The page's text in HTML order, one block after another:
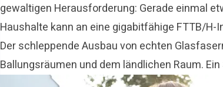
gewaltigen Herausforderung: Gerade einmal
Haushalte kann an eine gigabitfähige FTTB/
Der schleppende Ausbau von echten
Ballungsräumen und dem ländlichen Raum.